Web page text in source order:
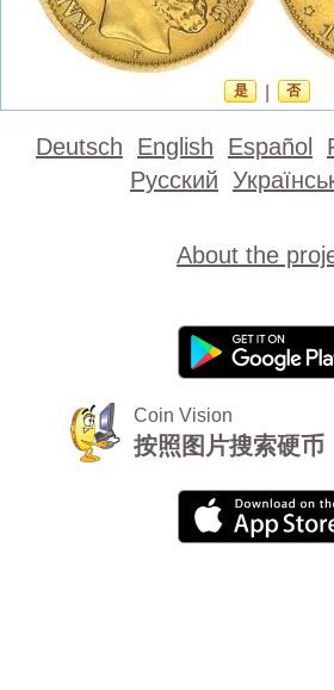
是 否
Deutsch English Español
Русский
About the
Coin Vision
按照图片搜索硬币